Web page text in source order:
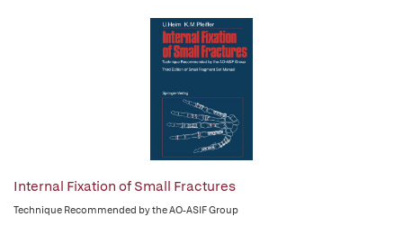
Internal Fixation of Small Fractures
Technique Recommended by the AO-ASIF Group